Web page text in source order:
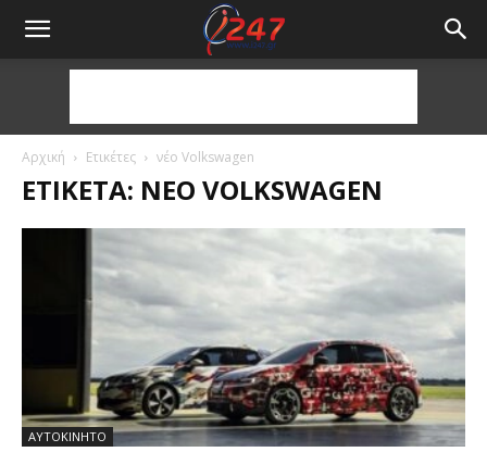
Αρχική Ετικέτες νέο Volkswagen
ΕΤΙΚΈΤΑ: ΝΈΟ VOLKSWAGEN
ΑΥΤΟΚΙΝΗΤΟ